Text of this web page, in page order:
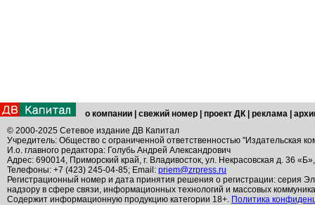
о компании свежий номер проект ДК реклама
© 2000-2025 Сетевое издание ДВ Капитал
Учредитель: Общество с ограниченной ответственностью "Издательская
И.о. главного редактора: Голубь Андрей Александрович
Адрес: 690014, Приморский край, г. Владивосток, ул. Некрасовская д. 36
Телефоны: +7 (423) 245-04-85; Email: priem@zrpress.ru
Регистрационный номер и дата принятия решения о регистрации: серия
надзору в сфере связи, информационных технологий и массовых
Содержит информационную продукцию категории 18+. Политика